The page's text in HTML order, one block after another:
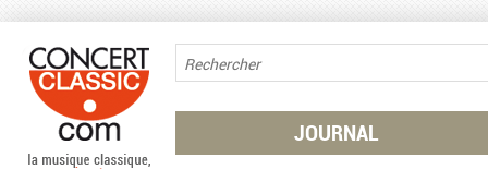
JOURNAL